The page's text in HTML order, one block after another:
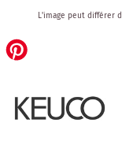
the
beginning
images
gallery
L'image peut différer